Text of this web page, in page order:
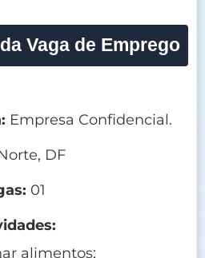
Vaga de Emprego
Empresa Confidencial.
DF
01
alimentos;